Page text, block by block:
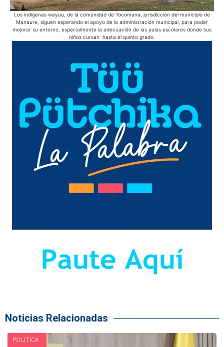
Los indígenas wayuu, de la comunidad de Tocomana, jurisdicción del municipio de
Manaure, siguen esperando el apoyo de la administración municipal, para poder
mejorar su entorno, especialmente la adecuación de las aulas escolares donde sus
niños cursan hasta el quinto grado.
Noticias Relacionadas
POLITICA